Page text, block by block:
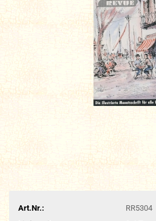
Art.Nr.:
RR5304